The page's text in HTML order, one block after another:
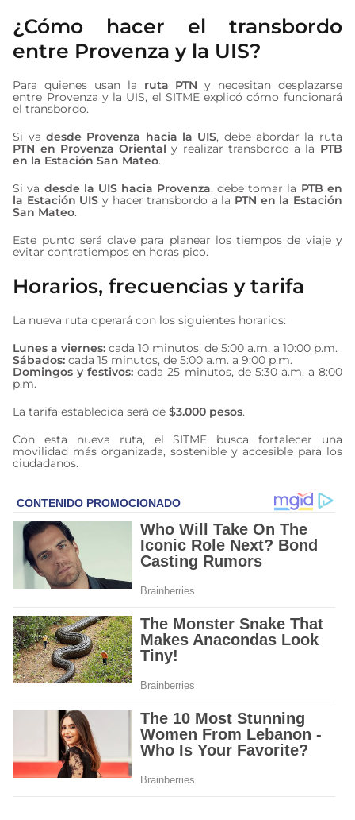
¿Cómo hacer el transbordo
entre Provenza y la UIS?
Para quienes usan la ruta PTN y necesitan desplazarse
entre Provenza y la UIS, el SITME explicó cómo funcionará
el transbordo.
Si va desde Provenza hacia la UIS, debe abordar la ruta
PTN en Provenza Oriental y realizar transbordo a la PTB
en la Estación San Mateo.
Si va desde la UIS hacia Provenza, debe tomar la PTB en
la Estación UIS y hacer transbordo a la PTN en la Estación
San Mateo.
Este punto será clave para planear los tiempos de viaje y
evitar contratiempos en horas pico.
Horarios, frecuencias y tarifa
La nueva ruta operará con los siguientes horarios:
Lunes a viernes: cada 10 minutos, de 5:00 a.m. a 10:00 p.m.
Sábados: cada 15 minutos, de 5:00 a.m. a 9:00 p.m.
Domingos y festivos: cada 25 minutos, de 5:30 a.m. a 8:00
p.m.
La tarifa establecida será de$3.000 pesos.
Con esta nueva ruta, el SITME busca fortalecer una
movilidad más organizada, sostenible y accesible para los
ciudadanos.